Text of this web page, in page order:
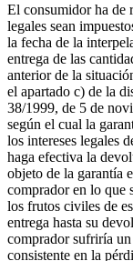
El consumidor ha de
legales sean
la fecha de la
entrega de las
anterior de la
el apartado c) de la
38/1999, de 5 de
según el cual la
los intereses legales
haga efectiva la
objeto de la garantía
comprador en lo que
los frutos civiles de
entrega hasta su
comprador sufriría
consistente en la